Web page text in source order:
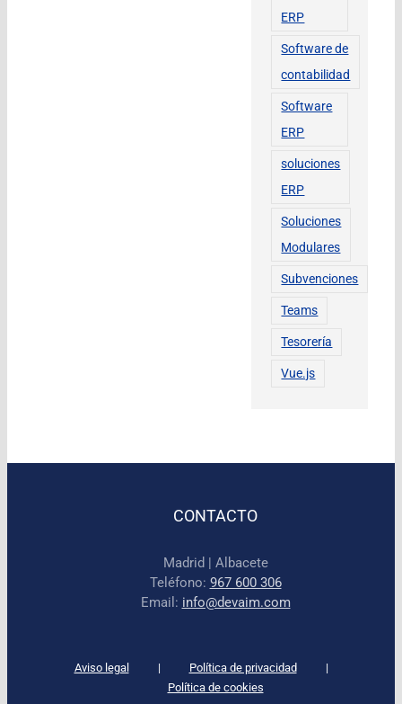
ERP
Software de
contabilidad
Software
ERP
soluciones
ERP
Soluciones
Modulares
Subvenciones
Teams
Tesorería
Vue.js
CONTACTO
Madrid | Albacete
Teléfono: 967 600 306
Email: info@devaim.com
Aviso legal
Política de privacidad
Política de cookies